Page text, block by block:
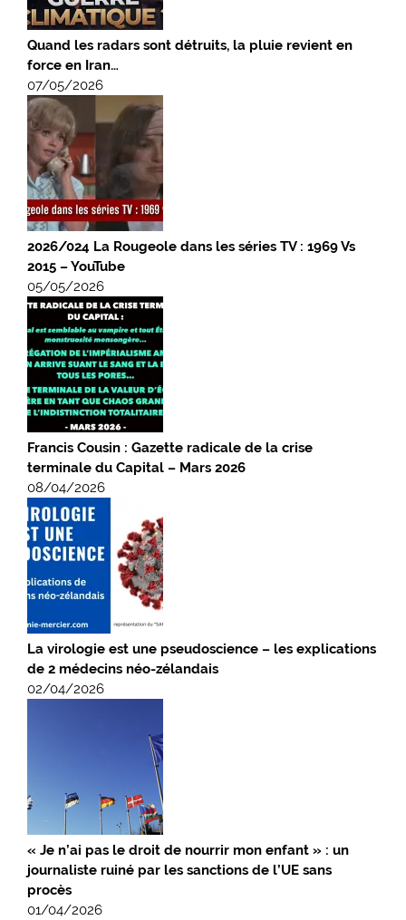
Quand les radars sont détruits, la pluie revient en
force en Iran…
07/05/2026
2026/024 La Rougeole dans les séries TV : 1969 Vs
2015 – YouTube
05/05/2026
Francis Cousin : Gazette radicale de la crise
terminale du Capital – Mars 2026
08/04/2026
La virologie est une pseudoscience – les explications
de 2 médecins néo-zélandais
02/04/2026
« Je n’ai pas le droit de nourrir mon enfant » : un
journaliste ruiné par les sanctions de l’UE sans
procès
01/04/2026